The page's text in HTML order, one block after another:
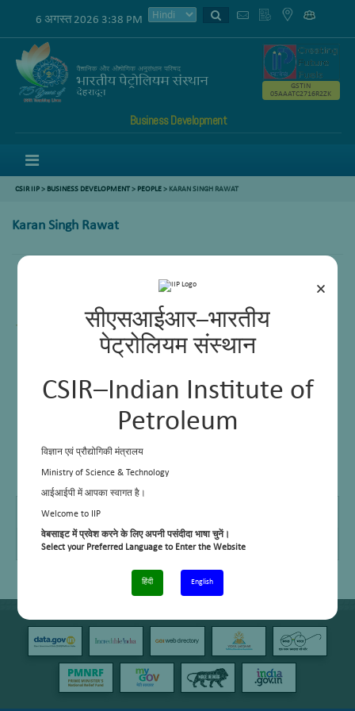
×
सीएसआईआर–भारतीय
पेट्रोलियम संस्थान
CSIR–Indian Institute of
Petroleum
विज्ञान एवं प्रौद्योगिकी मंत्रालय
Ministry of Science & Technology
आईआईपी में आपका स्वागत है।
Welcome to IIP
वेबसाइट में प्रवेश करने के लिए अपनी पसंदीदा भाषा चुनें।
Select your Preferred Language to Enter the Website
हिंदी English
6 अगस्त 2026 3:38 PM
Business Development
GSTIN
05AAATC2716R2ZK
CSIR IIP> BUSINESS DEVELOPMENT> PEOPLE> KARAN SINGH RAWAT
Karan Singh Rawat
Principal Technical Officer
Telephone No.
ksrawat@iip.res.in